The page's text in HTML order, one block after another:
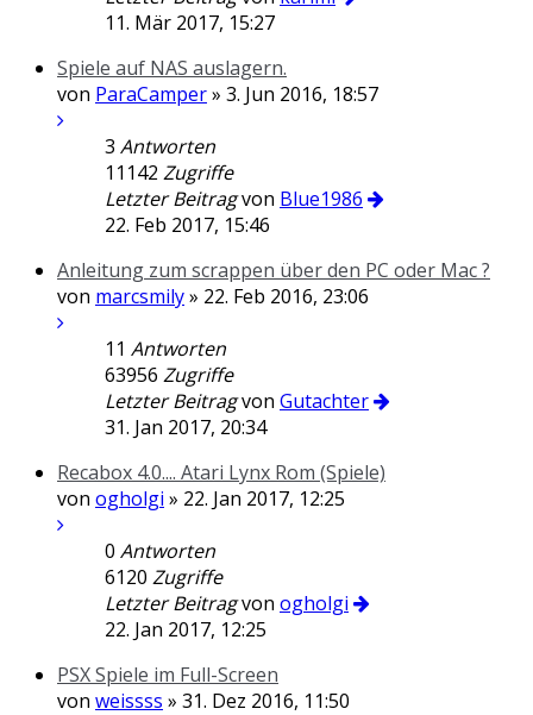
11. Mär 2017, 15:27
Spiele auf NAS auslagern.
von ParaCamper» 3. Jun 2016, 18:57
3 Antworten
11142 Zugriffe
Letzter Beitragvon Blue1986
22. Feb 2017, 15:46
Anleitung zum scrappen über den PC oder Mac ?
von marcsmily» 22. Feb 2016, 23:06
11 Antworten
63956 Zugriffe
Letzter Beitragvon Gutachter
31. Jan 2017, 20:34
Recabox 4.0.... Atari Lynx Rom (Spiele)
von ogholgi » 22. Jan 2017, 12:25
0 Antworten
6120 Zugriffe
Letzter Beitragvon ogholgi
22. Jan 2017, 12:25
PSX Spiele im Full-Screen
von weissss » 31. Dez 2016, 11:50